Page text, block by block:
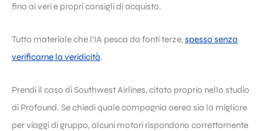
fino ai veri e propri consigli di acquisto.
Tutto materiale che l’IA pesca da fonti terze,spesso senza
verificarne la veridicità.
Prendi il caso di Southwest Airlines, citato proprio nello studio
di Profound. Se chiedi quale compagnia aerea sia la migliore
per viaggi di gruppo, alcuni motori rispondono correttamente